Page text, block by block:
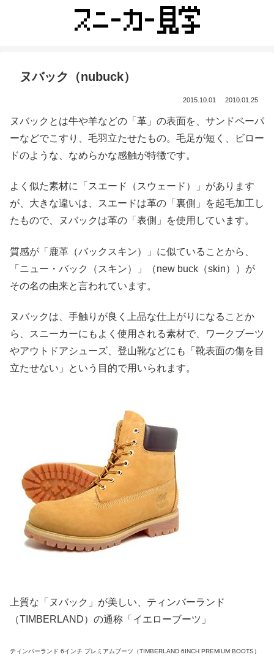
ヌバック（nubuck）
2015.10.01 2010.01.25
ヌバックとは牛や羊などの「革」の表面を、サンドペーパ
ーなどでこすり、毛羽立たせたもの。毛足が短く、ビロー
ドのような、なめらかな感触が特徴です。
よく似た素材に「スエード（スウェード）」があります
が、大きな違いは、スエードは革の「裏側」を起毛加工し
たもので、ヌバックは革の「表側」を使用しています。
質感が「鹿革（バックスキン）」に似ていることから、
「ニュー・バック（スキン）」（new buck（skin））が
その名の由来と言われています。
ヌバックは、手触りが良く上品な仕上がりになることか
ら、スニーカーにもよく使用される素材で、ワークブーツ
やアウトドアシューズ、登山靴などにも「靴表面の傷を目
立たせない」という目的で用いられます。
上質な「ヌバック」が美しい、ティンバーランド
（TIMBERLAND）の通称「イエローブーツ」
ティンバーランド 6インチ プレミアムブーツ（TIMBERLAND 6INCH PREMIUM BOOTS）